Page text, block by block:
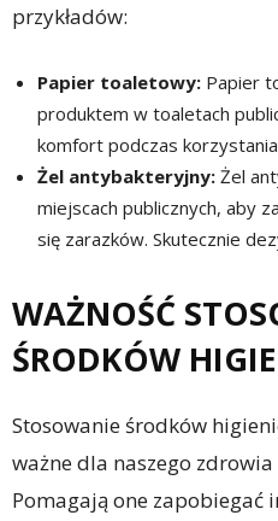
przykładów:
Papier toaletowy: Papier
produktem w toaletach
komfort podczas
Żel antybakteryjny: Żel
miejscach publicznych, aby
się zarazków. Skutecznie
WAŻNOŚĆ
ŚRODKÓW
Stosowanie środków
ważne dla naszego
Pomagają one zapobiegać